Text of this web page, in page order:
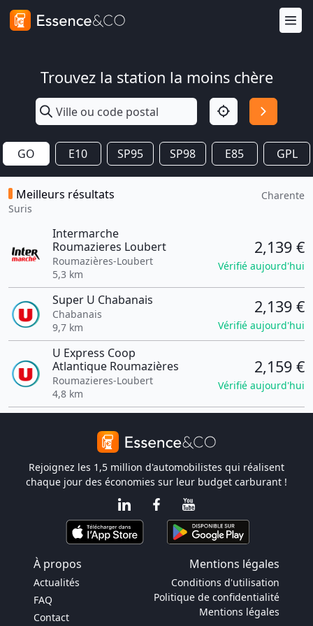
Trouvez la station la moins chère
GO E10 SP95 SP98 E85 GPL
Meilleurs résultats
Suris
Charente
Intermarche
Roumazieres Loubert
Roumazières-Loubert
5,3 km
2,139 €
Vérifié aujourd'hui
Super U Chabanais
Chabanais
9,7 km
2,139 €
Vérifié aujourd'hui
U Express Coop
Atlantique Roumazières
Roumazieres-Loubert
4,8 km
2,159 €
Vérifié aujourd'hui
Rejoignez les 1,5 million d'automobilistes qui réalisent
chaque jour des économies sur leur budget carburant !
À propos Mentions légales
Actualités
FAQ
Contact
Conditions d'utilisation
Politique de confidentialité
Mentions légales